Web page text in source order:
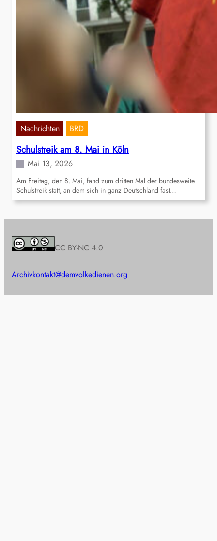
Nachrichten BRD
Schulstreik am 8. Mai in Köln
Mai 13, 2026
Am Freitag, den 8. Mai, fand zum dritten Mal der bundesweite
Schulstreik statt, an dem sich in ganz Deutschland fast…
CC BY-NC 4.0
Archivkontakt@demvolkedienen.org